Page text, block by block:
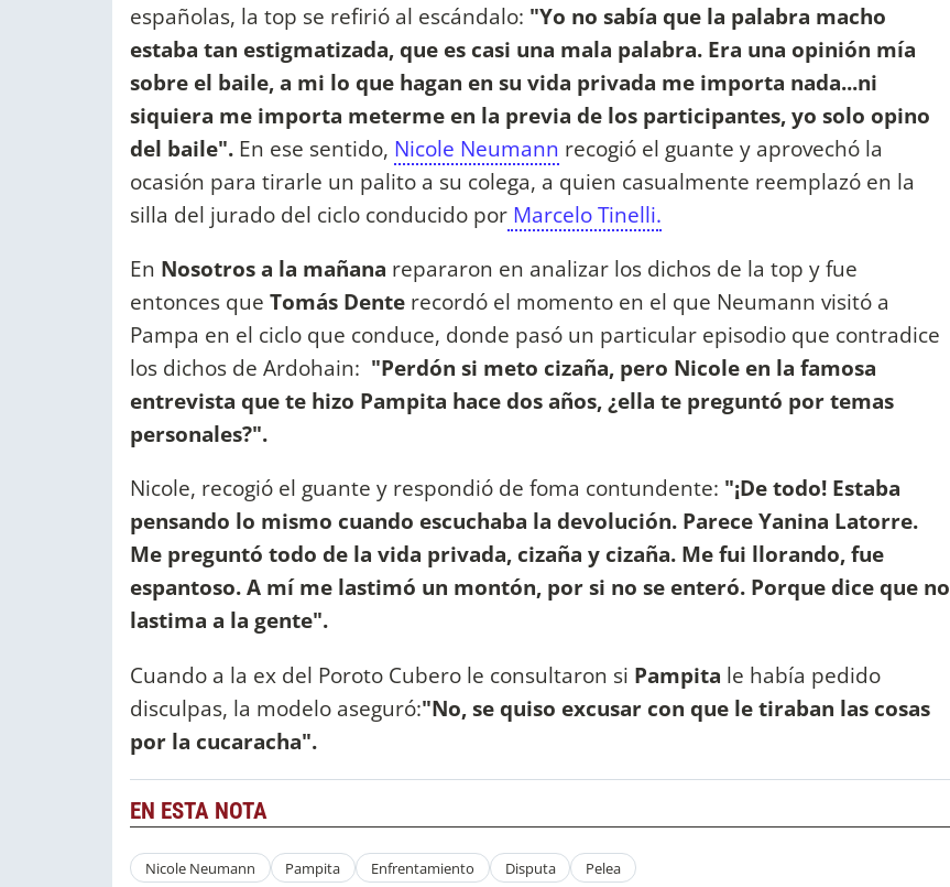
españolas, la top se refirió al escándalo: "Yo no sabía que la palabra macho
estaba tan estigmatizada, que es casi una mala palabra. Era una opinión mía
sobre el baile, a mi lo que hagan en su vida privada me importa nada...ni
siquiera me importa meterme en la previa de los participantes, yo solo opino
del baile". En ese sentido, Nicole Neumann recogió el guante y aprovechó la
ocasión para tirarle un palito a su colega, a quien casualmente reemplazó en la
silla del jurado del ciclo conducido por Marcelo Tinelli.
En Nosotros a la mañana repararon en analizar los dichos de la top y fue
entonces que Tomás Dente recordó el momento en el que Neumann visitó a
Pampa en el ciclo que conduce, donde pasó un particular episodio que contradice
los dichos de Ardohain: "Perdón si meto cizaña, pero Nicole en la famosa
entrevista que te hizo Pampita hace dos años, ¿ella te preguntó por temas
personales?".
Nicole, recogió el guante y respondió de foma contundente: "¡De todo! Estaba
pensando lo mismo cuando escuchaba la devolución. Parece Yanina Latorre.
Me preguntó todo de la vida privada, cizaña y cizaña. Me fui llorando, fue
espantoso. A mí me lastimó un montón, por si no se enteró. Porque dice que no
lastima a la gente".
Cuando a la ex del Poroto Cubero le consultaron si Pampita le había pedido
disculpas, la modelo aseguró:"No, se quiso excusar con que le tiraban las cosas
por la cucaracha".
EN ESTA NOTA
Nicole Neumann Pampita Enfrentamiento Disputa Pelea